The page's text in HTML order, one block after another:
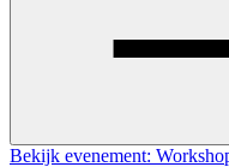
Bekijk evenement: